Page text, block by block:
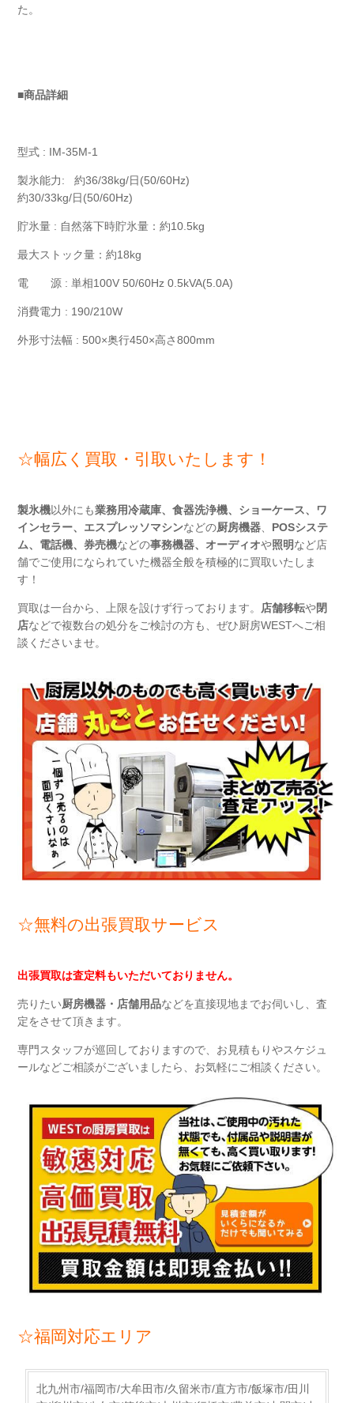
た。
■商品詳細
型式 : IM-35M-1
製氷能力: 約36/38kg/日(50/60Hz)
約30/33kg/日(50/60Hz)
貯氷量 : 自然落下時貯氷量：約10.5kg
最大ストック量：約18kg
電 源 : 単相100V 50/60Hz 0.5kVA(5.0A)
消費電力 : 190/210W
外形寸法幅 : 500×奥行450×高さ800mm
☆幅広く買取・引取いたします！
製氷機以外にも業務用冷蔵庫、食器洗浄機、ショーケース、ワ
インセラー、エスプレッソマシンなどの厨房機器
POSシステ
ム、電話機、券売機などの事務機器、 オーディオや照明など店
舗でご使用になられていた機器全般を積極的に買取いたしま
す！
買取は一台から、上限を設けず行っております。 店舗移転や閉
店などで複数台の処分をご検討の方も、ぜひ厨房WESTへご相
談くださいませ。
☆無料の出張買取サービス
出張買取は査定料もいただいておりません。
売りたい厨房機器・店舗用品などを直接現地までお伺いし、査
定をさせて頂きます。
専門スタッフが巡回しておりますので、 お見積もりやスケジュ
ールなどご相談がございましたら、お気軽にご相談ください。
☆福岡対応エリア
北九州市/福岡市/大牟田市/久留米市/直方市/飯塚市/田川